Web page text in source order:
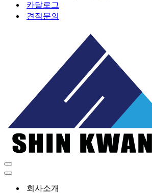
카달로그
견적문의
내
비
내
회사소개